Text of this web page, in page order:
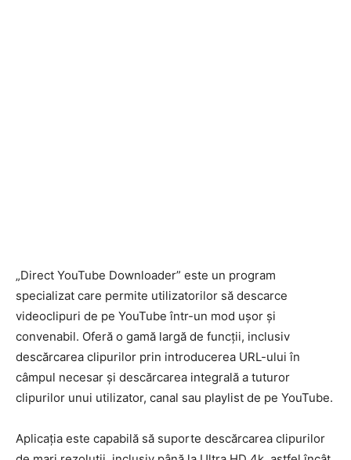
„Direct YouTube Downloader” este un program
specializat care permite utilizatorilor să descarce
videoclipuri de pe YouTube într-un mod ușor și
convenabil. Oferă o gamă largă de funcții, inclusiv
descărcarea clipurilor prin introducerea URL-ului în
câmpul necesar și descărcarea integrală a tuturor
clipurilor unui utilizator, canal sau playlist de pe YouTube.
Aplicația este capabilă să suporte descărcarea clipurilor